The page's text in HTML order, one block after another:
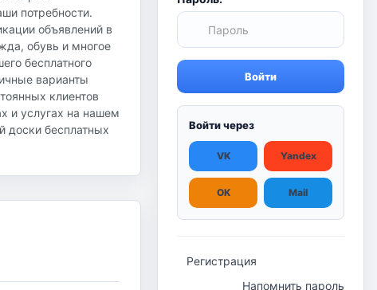
потребности.
объявлений в
обувь и многое
бесплатного
варианты
клиентов
и услугах на нашем
доски бесплатных
Войти
Войти через
VK Yandex
OK Mail
Регистрация
Напомнить пароль